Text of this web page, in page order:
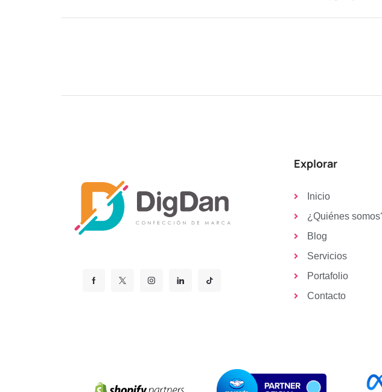
Explorar
Inicio
¿Quiénes
Blog
Servicios
Portafolio
Contacto